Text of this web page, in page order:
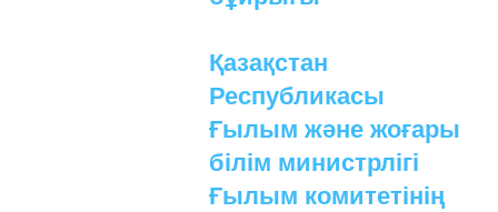
Қазақстан
Республикасы
Ғылым және жоғары
білім министрлігі
Ғылым комитетінің